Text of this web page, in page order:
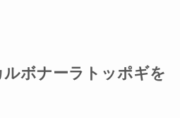
ボナーラトッポギを